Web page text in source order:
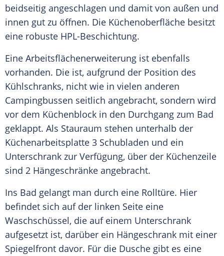
beidseitig angeschlagen und damit von außen und
innen gut zu öffnen. Die Küchenoberfläche besitzt
eine robuste HPL-Beschichtung.
Eine Arbeitsflächenerweiterung ist ebenfalls
vorhanden. Die ist, aufgrund der Position des
Kühlschranks, nicht wie in vielen anderen
Campingbussen seitlich angebracht, sondern wird
vor dem Küchenblock in den Durchgang zum Bad
geklappt. Als Stauraum stehen unterhalb der
Küchenarbeitsplatte 3 Schubladen und ein
Unterschrank zur Verfügung, über der Küchenzeile
sind 2 Hängeschränke angebracht.
Ins Bad gelangt man durch eine Rolltüre. Hier
befindet sich auf der linken Seite eine
Waschschüssel, die auf einem Unterschrank
aufgesetzt ist, darüber ein Hängeschrank mit einer
Spiegelfront davor. Für die Dusche gibt es eine